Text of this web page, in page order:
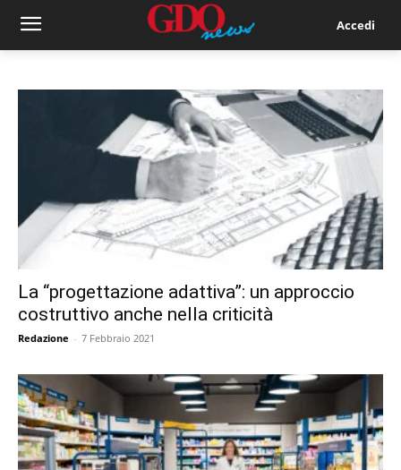
Accedi
La “progettazione adattiva”: un approccio
costruttivo anche nella criticità
Redazione - 7 Febbraio 2021